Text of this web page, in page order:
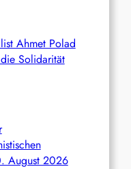
Ahmet Polad
Solidarität
August 2026